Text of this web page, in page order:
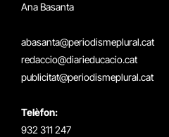
Ana Basanta
abasanta@periodismeplural.cat
redaccio@diarieducacio.cat
publicitat@periodismeplural.cat
Telèfon:
932 311 247